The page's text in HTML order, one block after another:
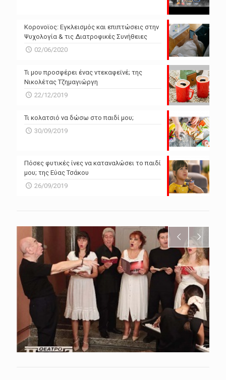
Powered by Forecast.io
Κορονοϊος: Εγκλεισμός και επιπτώσεις στην
Ψυχολογία & τις Διατροφικές Συνήθειες
02/06/2020
Τι μου προσφέρει ένας ντεκαφεϊνέ; της
Νικολέτας Τζημαγιώργη
22/12/2019
Τι κολατσιό να δώσω στο παιδί μου;
30/09/2019
Πόσες φυτικές ίνες να καταναλώσει το παιδί
μου; της Εύας Τσάκου
26/09/2019